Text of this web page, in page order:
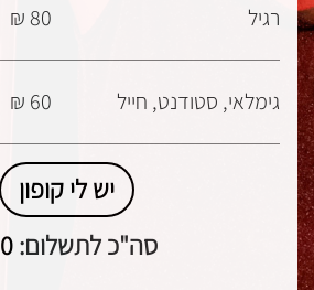
רגיל
80 ₪
גימלאי, סטודנט, חייל 60 ₪
יש לי קופון
סה"כ לתשלום:0